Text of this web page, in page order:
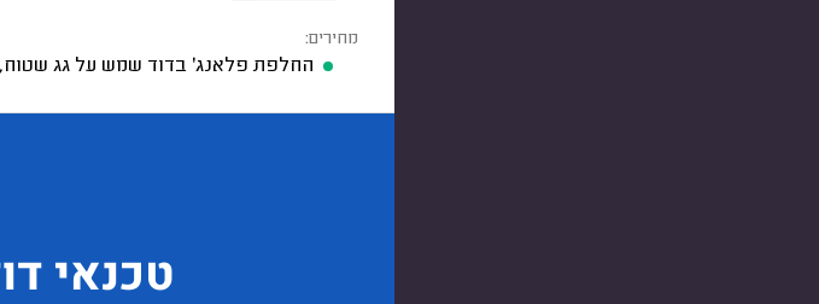
מחירים:
החלפת פלאנג' בדוד שמש על גג שטוח,
טכנאי